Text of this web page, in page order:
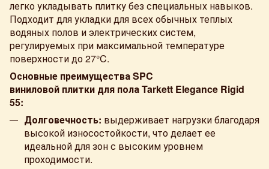
легко укладывать плитку без специальных навыков.
Подходит для укладки для всех обычных теплых
водяных полов и электрических систем,
регулируемых при максимальной температуре
поверхности до 27°C.
Основные преимущества SPC
виниловой плитки для пола Tarkett Elegance Rigid
55:
Долговечность: выдерживает нагрузки благодаря
высокой износостойкости, что делает ее
идеальной для зон с высоким уровнем
проходимости.